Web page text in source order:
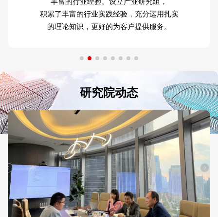
积累了丰富的行业实践经验，充分运用扎实
的理论知识，更好的为客户提供服务。
研究院动态